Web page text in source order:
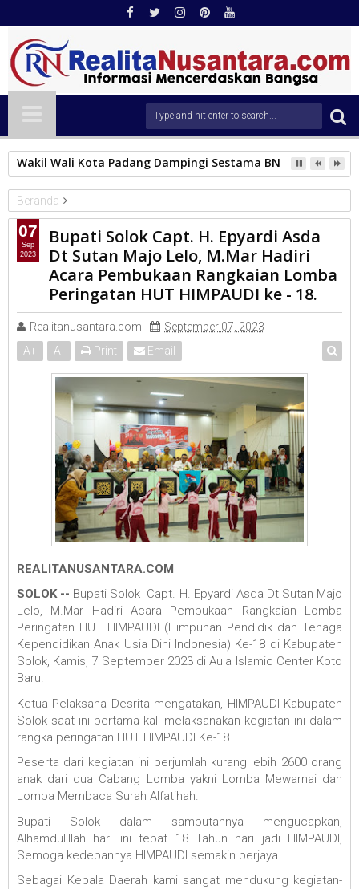
Wakil Wali Kota Padang Dampingi Sestama BNPB Tinjau
Beranda
KAB.SOLOK
Bupati Solok Capt. H. Epyardi Asda Dt Sutan Majo Lelo, M.Mar
Hadiri Acara Pembukaan Rangkaian Lomba Peringatan HUT
HIMPAUDI ke - 18.
Bupati Solok Capt. H. Epyardi Asda
Dt Sutan Majo Lelo, M.Mar Hadiri
Acara Pembukaan Rangkaian Lomba
Peringatan HUT HIMPAUDI ke - 18.
Realitanusantara.com
September 07, 2023
A+ A- Print Email
REALITANUSANTARA.COM
SOLOK -- Bupati Solok Capt. H. Epyardi Asda Dt Sutan Majo
Lelo, M.Mar Hadiri Acara Pembukaan Rangkaian Lomba
Peringatan HUT HIMPAUDI (Himpunan Pendidik dan Tenaga
Kependidikan Anak Usia Dini Indonesia) Ke-18 di Kabupaten
Solok, Kamis, 7 September 2023 di Aula Islamic Center Koto
Baru.
Ketua Pelaksana Desrita mengatakan, HIMPAUDI Kabupaten
Solok saat ini pertama kali melaksanakan kegiatan ini dalam
rangka peringatan HUT HIMPAUDI Ke-18.
Peserta dari kegiatan ini berjumlah kurang lebih 2600 orang
anak dari dua Cabang Lomba yakni Lomba Mewarnai dan
Lomba Membaca Surah Alfatihah.
Bupati Solok dalam sambutannya mengucapkan,
Alhamdulillah hari ini tepat 18 Tahun hari jadi HIMPAUDI,
Semoga kedepannya HIMPAUDI semakin berjaya.
Sebagai Kepala Daerah kami sangat mendukung kegiatan-
07
Sep
2023